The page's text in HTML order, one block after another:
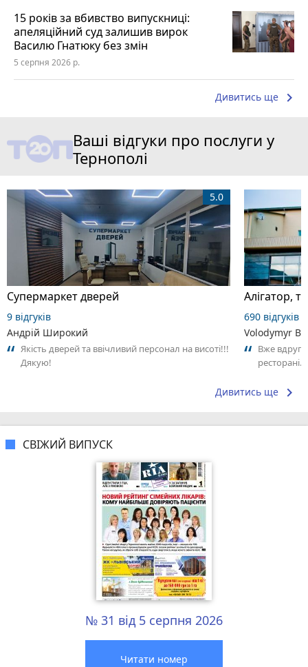
15 років за вбивство випускниці:
апеляційний суд залишив вирок
Василю Гнатюку без змін
5 серпня 2026 р.
Дивитись ще keyboard_arrow_right
Ваші відгуки про послуги у
Тернополі
Супермаркет дверей
5.0
9 відгуків
Андрій Широкий
Якість дверей та ввічливий персонал на висоті!!!
Дякую!
690 відгуків
Volodymyr
Вже
ресторані.
Дивитись ще keyboard_arrow_right
СВІЖИЙ ВИПУСК
№ 31 від 5 серпня 2026
Читати номер